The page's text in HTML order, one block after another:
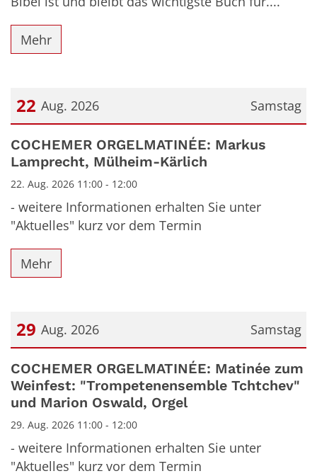
Mehr
Samstag
22 Aug. 2026
Datum: 22. August 2026
COCHEMER ORGELMATINÉE: Markus
Lamprecht, Mülheim-Kärlich
22. Aug. 2026 11:00 - 12:00
- weitere Informationen erhalten Sie unter
"Aktuelles" kurz vor dem Termin
Mehr
Samstag
29 Aug. 2026
Datum: 29. August 2026
COCHEMER ORGELMATINÉE: Matinée zum
Weinfest: "Trompetenensemble Tchtchev"
und Marion Oswald, Orgel
29. Aug. 2026 11:00 - 12:00
- weitere Informationen erhalten Sie unter
"Aktuelles" kurz vor dem Termin